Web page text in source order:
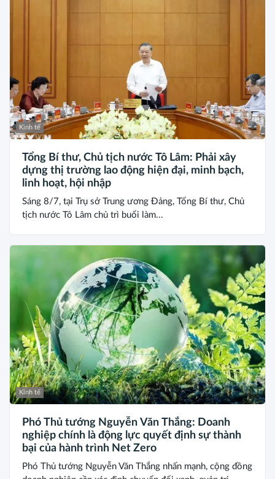
Kinh tế
Tổng Bí thư, Chủ tịch nước Tô Lâm: Phải xây
dựng thị trường lao động hiện đại, minh bạch,
linh hoạt, hội nhập
Sáng 8/7, tại Trụ sở Trung ương Đảng, Tổng Bí thư, Chủ
tịch nước Tô Lâm chủ trì buổi làm...
Kinh tế
Phó Thủ tướng Nguyễn Văn Thắng: Doanh
nghiệp chính là động lực quyết định sự thành
bại của hành trình Net Zero
Phó Thủ tướng Nguyễn Văn Thắng nhấn mạnh, cộng đồng